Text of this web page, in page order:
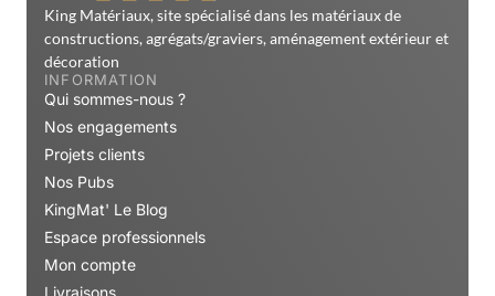
King Matériaux, site spécialisé dans les matériaux de
constructions, agrégats/graviers, aménagement extérieur et
décoration
INFORMATION
Qui sommes-nous ?
Nos engagements
Projets clients
Nos Pubs
KingMat' Le Blog
Espace professionnels
Mon compte